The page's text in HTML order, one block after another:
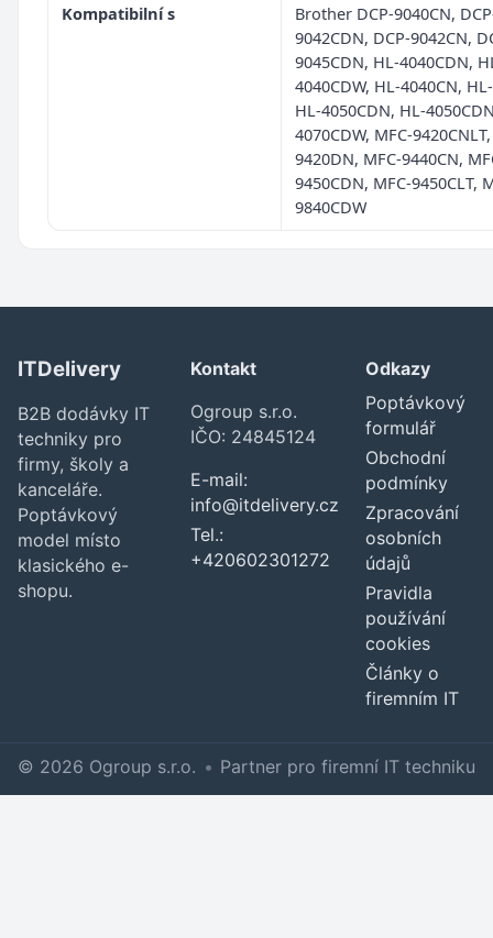
Kompatibilní s
Brother DCP-9040CN,
9042CDN, DCP-9042CN,
9045CDN, HL-4040CDN,
4040CDW, HL-4040CN,
HL-4050CDN, HL-
4070CDW, MFC-
9420DN, MFC-9440CN,
9450CDN, MFC-9450CLT,
9840CDW
ITDelivery
B2B dodávky IT
techniky pro
firmy, školy a
kanceláře.
Poptávkový
model místo
klasického e-
shopu.
Kontakt
Ogroup s.r.o.
IČO: 24845124
E-mail:
info@itdelivery.cz
Tel.:
+420602301272
Odkazy
Poptávkový
formulář
Obchodní
podmínky
Zpracování
osobních
údajů
Pravidla
používání
cookies
Články o
firemním IT
© 2026 Ogroup s.r.o. • Partner pro firemní IT techniku